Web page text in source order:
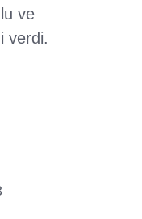
ve
verdi.